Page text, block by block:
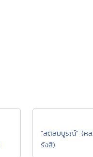
"สติสมบูรณ์" (หล
รังสี)